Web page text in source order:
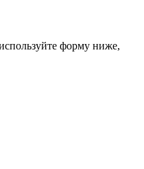
форму ниже,